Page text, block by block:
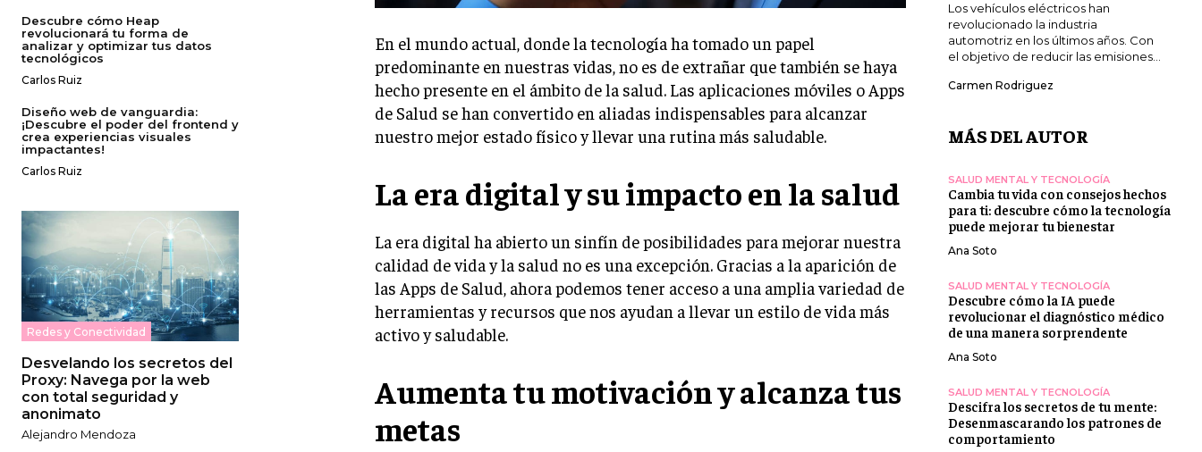
Descubre cómo Heap
revolucionará tu forma de
analizar y optimizar tus datos
tecnológicos
Carlos Ruiz
Diseño web de vanguardia:
¡Descubre el poder del frontend y
crea experiencias visuales
impactantes!
Carlos Ruiz
Redes y Conectividad
Desvelando los secretos del
Proxy: Navega por la web
con total seguridad y
anonimato
Alejandro Mendoza
En el mundo actual, donde la tecnología ha tomado un papel
predominante en nuestras vidas, no es de extrañar que también se haya
hecho presente en el ámbito de la salud. Las aplicaciones móviles o Apps
de Salud se han convertido en aliadas indispensables para alcanzar
nuestro mejor estado físico y llevar una rutina más saludable.
La era digital y su impacto en la salud
La era digital ha abierto un sinfín de posibilidades para mejorar nuestra
calidad de vida y la salud no es una excepción. Gracias a la aparición de
las Apps de Salud, ahora podemos tener acceso a una amplia variedad de
herramientas y recursos que nos ayudan a llevar un estilo de vida más
activo y saludable.
Aumenta tu motivación y alcanza tus
metas
Los vehículos eléctricos han
revolucionado la industria
automotriz en los últimos años. Con
el objetivo de reducir las emisiones...
Carmen Rodriguez
MÁS DEL AUTOR
SALUD MENTAL Y TECNOLOGÍA
Cambia tu vida con consejos hechos
para ti: descubre cómo la tecnología
puede mejorar tu bienestar
Ana Soto
SALUD MENTAL Y TECNOLOGÍA
Descubre cómo la IA puede
revolucionar el diagnóstico médico
de una manera sorprendente
Ana Soto
SALUD MENTAL Y TECNOLOGÍA
Descifra los secretos de tu mente:
Desenmascarando los patrones de
comportamiento